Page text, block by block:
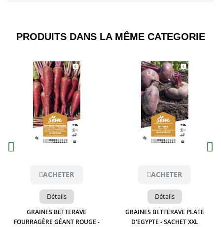
PRODUITS DANS LA MÊME CATEGORIE​
Aperçu
ACHETER
Détails
GRAINES BETTERAVE
FOURRAGÈRE GÉANT ROUGE -
Aperçu
ACHETER
Détails
GRAINES BETTERAVE PLATE
D'EGYPTE - SACHET XXL